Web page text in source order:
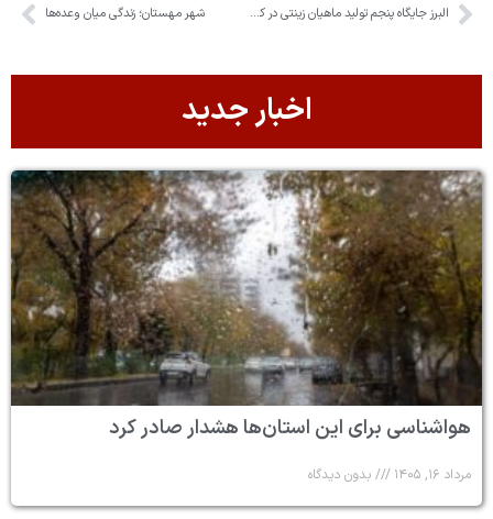
البرز جایگاه پنجم تولید ماهیان زینتی در کشور را بخود اختصاص داده است شهر مهستان؛ زندگی میان وعده‌ها
اخبار جدید
هواشناسی برای این استان‌ها هشدار صادر کرد
مرداد ۱۶, ۱۴۰۵ بدون دیدگاه